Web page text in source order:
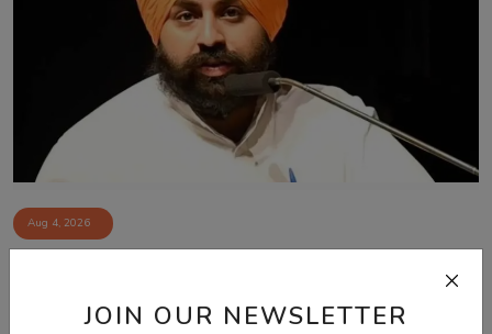
JOIN OUR NEWSLETTER
Aug 4, 2026